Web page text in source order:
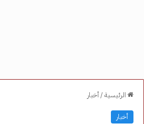
الرئيسية/أخبار
أخبار